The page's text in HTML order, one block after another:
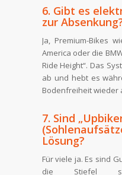
6. Gibt es
zur
Ja, Premium-Bikes
America oder die
Ride Height“. Das
ab und hebt es
Bodenfreiheit wieder
7. Sind
Lösung?
Für viele ja. Es sind
die Stiefel